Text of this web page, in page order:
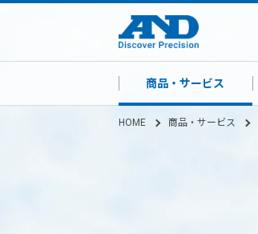
商品・サービス
HOME 商品・サービス